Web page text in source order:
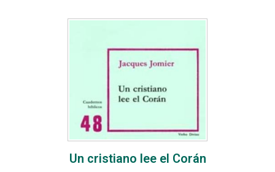
Un cristiano lee el Corán